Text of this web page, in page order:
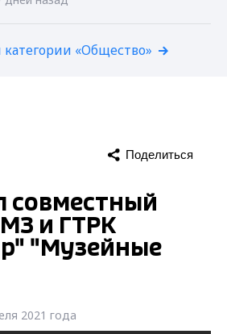
«Общество»
Поделиться
совместный
и ГТРК
"Музейные
2021 года